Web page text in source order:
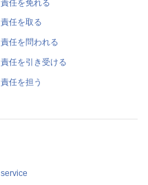
責任を免れる
責任を取る
責任を問われる
責任を引き受ける
責任を担う
service